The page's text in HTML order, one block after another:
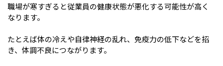
職場が寒すぎると従業員の健康状態が悪化する可能性が高く
なります。
たとえば体の冷えや自律神経の乱れ、免疫力の低下などを招
き、体調不良につながります。